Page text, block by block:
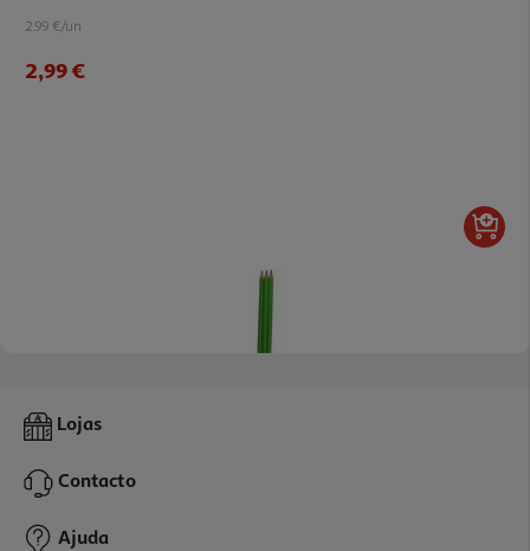
2.99 €/un
2,99 €
Lápis Grafite Hb Com Borracha Auchan 3 Unidades
1,29 €
Lojas
Contacto
Ajuda